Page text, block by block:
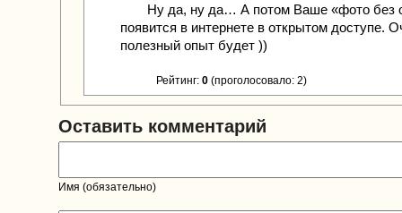
Ну да, ну да… А потом Ваше «фото без
появится в интернете в открытом доступе.
полезный опыт будет ))
Рейтинг: 0 (проголосовало: 2)
Оставить комментарий
Имя (обязательно)